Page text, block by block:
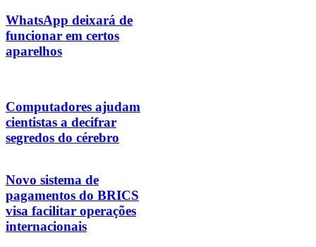
WhatsApp deixará de
funcionar em certos
aparelhos
Computadores ajudam
cientistas a decifrar
segredos do cérebro
Novo sistema de
pagamentos do BRICS
visa facilitar operações
internacionais